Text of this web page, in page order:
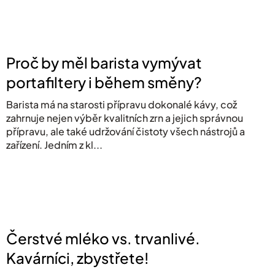
Proč by měl barista vymývat
portafiltery i během směny?
Barista má na starosti přípravu dokonalé kávy, což
zahrnuje nejen výběr kvalitních zrn a jejich správnou
přípravu, ale také udržování čistoty všech nástrojů a
zařízení. Jedním z kl...
Čerstvé mléko vs. trvanlivé.
Kavárníci, zbystřete!